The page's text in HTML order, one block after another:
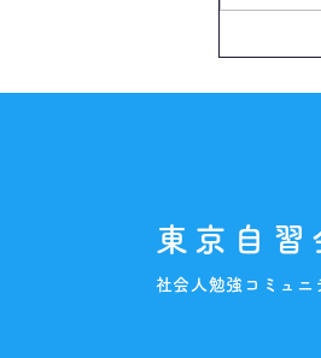
東京自習
社会人勉強コミュニ